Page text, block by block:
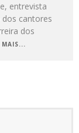
entrevista
cantores
dos
MAIS...